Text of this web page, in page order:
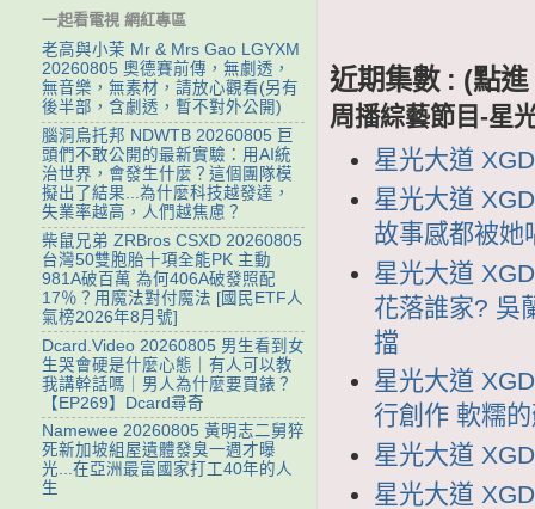
近期集數 : (點
周播綜藝節目-星
星光大道
星光大道
故事感都被她
星光大道
花落誰家? 吳
擋
星光大道
行創作 軟糯
星光大道
星光大道
一起看電視 網紅專區
老高與小茉 Mr & Mrs Gao LGYXM
20260805 奧德賽前傳，無劇透，
無音樂，無素材，請放心觀看(另有
後半部，含劇透，暫不對外公開)
腦洞烏托邦 NDWTB 20260805 巨
頭們不敢公開的最新實驗：用AI統
治世界，會發生什麼？這個團隊模
擬出了結果...為什麼科技越發達，
失業率越高，人們越焦慮？
柴鼠兄弟 ZRBros CSXD 20260805
台灣50雙胞胎十項全能PK 主動
981A破百萬 為何406A破發照配
17％？用魔法對付魔法 [國民ETF人
氣榜2026年8月號]
Dcard.Video 20260805 男生看到女
生哭會硬是什麼心態｜有人可以教
我講幹話嗎｜男人為什麼要買錶？
【EP269】Dcard尋奇
Namewee 20260805 黃明志二舅猝
死新加坡組屋遺體發臭一週才曝
光...在亞洲最富國家打工40年的人
生